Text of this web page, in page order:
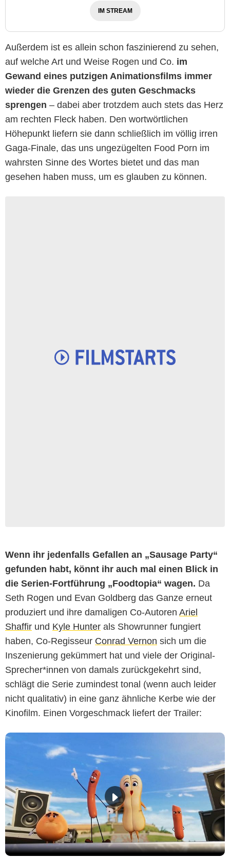
IM STREAM
Außerdem ist es allein schon faszinierend zu sehen,
auf welche Art und Weise Rogen und Co. im
Gewand eines putzigen Animationsfilms immer
wieder die Grenzen des guten Geschmacks
sprengen – dabei aber trotzdem auch stets das Herz
am rechten Fleck haben. Den wortwörtlichen
Höhepunkt liefern sie dann schließlich im völlig irren
Gaga-Finale, das uns ungezügelten Food Porn im
wahrsten Sinne des Wortes bietet und das man
gesehen haben muss, um es glauben zu können.
Wenn ihr jedenfalls Gefallen an „Sausage Party“
gefunden habt, könnt ihr auch mal einen Blick in
die Serien-Fortführung „Foodtopia“ wagen. Da
Seth Rogen und Evan Goldberg das Ganze erneut
produziert und ihre damaligen Co-Autoren Ariel
Shaffir und Kyle Hunter als Showrunner fungiert
haben, Co-Regisseur Conrad Vernon sich um die
Inszenierung gekümmert hat und viele der Original-
Sprecher*innen von damals zurückgekehrt sind,
schlägt die Serie zumindest tonal (wenn auch leider
nicht qualitativ) in eine ganz ähnliche Kerbe wie der
Kinofilm. Einen Vorgeschmack liefert der Trailer: